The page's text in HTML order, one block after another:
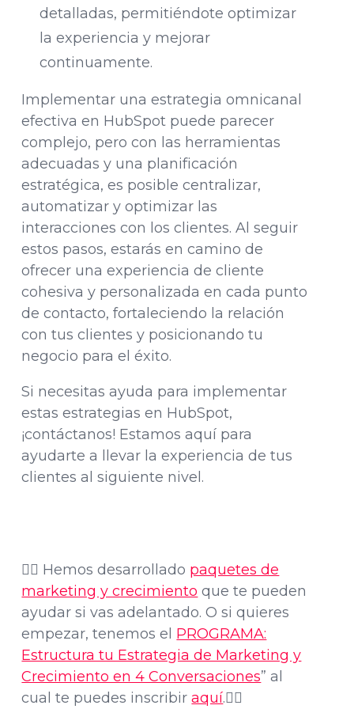
detalladas, permitiéndote optimizar
la experiencia y mejorar
continuamente.
Implementar una estrategia omnicanal
efectiva en HubSpot puede parecer
complejo, pero con las herramientas
adecuadas y una planificación
estratégica, es posible centralizar,
automatizar y optimizar las
interacciones con los clientes. Al seguir
estos pasos, estarás en camino de
ofrecer una experiencia de cliente
cohesiva y personalizada en cada punto
de contacto, fortaleciendo la relación
con tus clientes y posicionando tu
negocio para el éxito.
Si necesitas ayuda para implementar
estas estrategias en HubSpot,
¡contáctanos! Estamos aquí para
ayudarte a llevar la experiencia de tus
clientes al siguiente nivel.
👉🏽 Hemos desarrollado paquetes de
marketing y crecimiento que te pueden
ayudar si vas adelantado. O si quieres
empezar, tenemos el PROGRAMA:
Estructura tu Estrategia de Marketing y
Crecimiento en 4 Conversaciones” al
cual te puedes inscribiraquí.👈🏽